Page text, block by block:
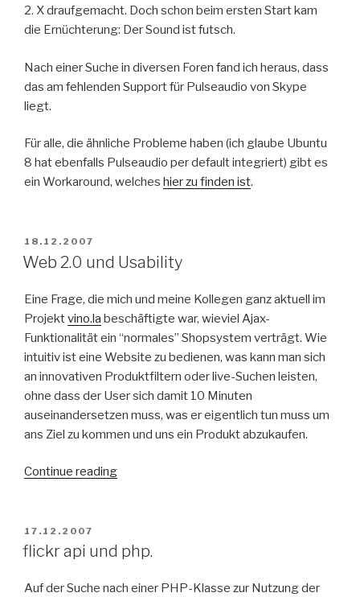
2. X draufgemacht. Doch schon beim ersten Start kam
die Ernüchterung: Der Sound ist futsch.
Nach einer Suche in diversen Foren fand ich heraus, dass
das am fehlenden Support für Pulseaudio von Skype
liegt.
Für alle, die ähnliche Probleme haben (ich glaube Ubuntu
8 hat ebenfalls Pulseaudio per default integriert) gibt es
ein Workaround, welches hier zu finden ist.
POSTED
ON
18.12.2007
Web 2.0 und Usability
Eine Frage, die mich und meine Kollegen ganz aktuell im
Projektvino.la beschäftigte war, wieviel Ajax-
Funktionalität ein “normales” Shopsystem verträgt. Wie
intuitiv ist eine Website zu bedienen, was kann man sich
an innovativen Produktfiltern oder live-Suchen leisten,
ohne dass der User sich damit 10 Minuten
auseinandersetzen muss, was er eigentlich tun muss um
ans Ziel zu kommen und uns ein Produkt abzukaufen.
Continue reading“Web
POSTED
ON
17.12.2007
flickr api und php.
Auf der Suche nach einer PHP-Klasse zur Nutzung der